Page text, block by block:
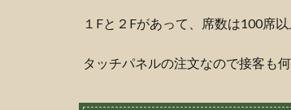
１Fと２Fがあって、席数は100席
タッチパネルの注文なので接客も